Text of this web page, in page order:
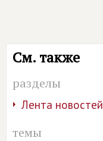
См. также
разделы
Лента новостей
темы